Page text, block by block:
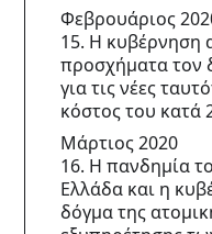
Φεβρουάριος
15. Η κυβέρνηση
προσχήματα τον
για τις νέες
κόστος του κατά
Μάρτιος 2020
16. Η πανδημία
Ελλάδα και η
δόγμα της